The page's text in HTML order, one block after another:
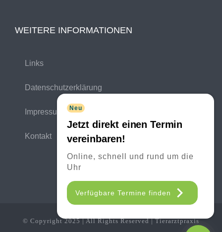
Neu
Jetzt direkt einen Termin
vereinbaren!
Online, schnell und rund um die
Uhr
Verfügbare Termine finden
WEITERE INFORMATIONEN
Links
Datenschutzerklärung
Impressum
Kontakt
© Copyright 2025 | All Rights Reserved | Tierarztpraxis